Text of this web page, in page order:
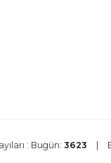
: Bugün: 3623